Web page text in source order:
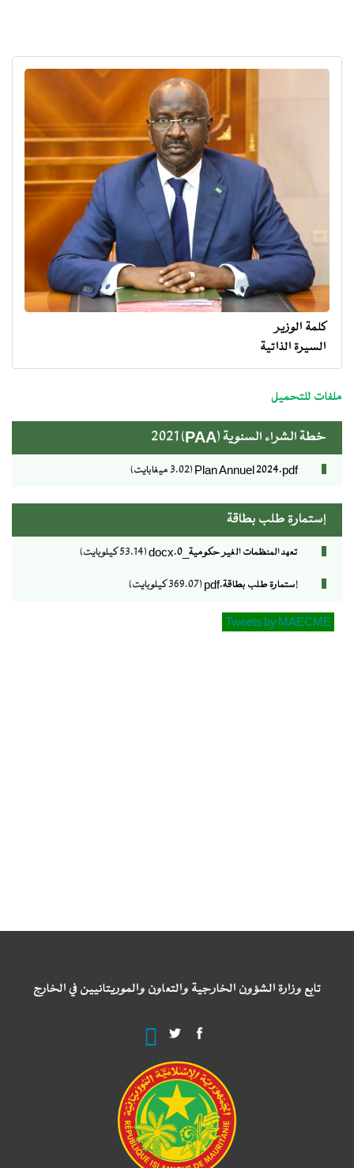
menu
ministre
كلمة الوزير
السيرة الذاتية
ملفات للتحميل
خطة الشراء السنوية (PAA) 2021
Plan Annuel 2024.pdf (3.02 ميغابايت)
إستمارة طلب بطاقة
تعهد المنظمات الغير حكومية_0.docx (53.14 كيلوبايت)
إستمارة طلب بطاقة.pdf (369.07 كيلوبايت)
Tweets by MAECME
تابع وزارة الشؤون الخارجية والتعاون والموريتانيين في الخارج